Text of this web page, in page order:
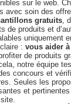
sur le web.
avec soin des
gratuits ,
de produits et
uniquement
: vous aider à
de produits
notre équipe
concours et
Seules les
et